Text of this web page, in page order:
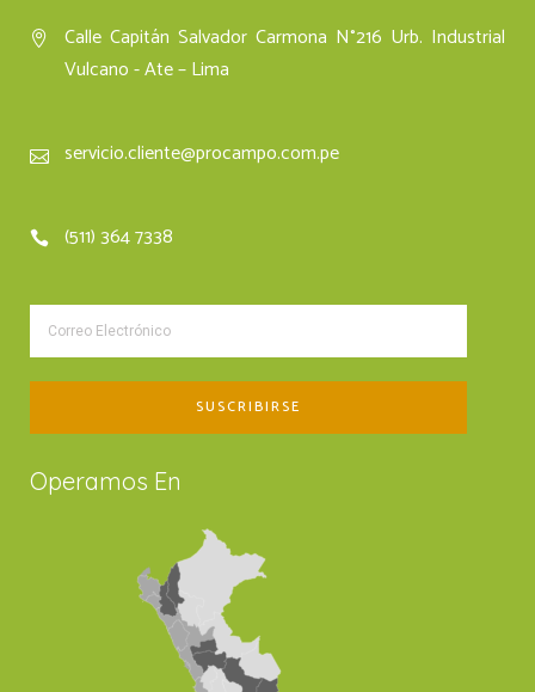
Calle Capitán Salvador Carmona N°216 Urb. Industrial
Vulcano - Ate – Lima
servicio.cliente@procampo.com.pe
(511) 364 7338
Operamos En